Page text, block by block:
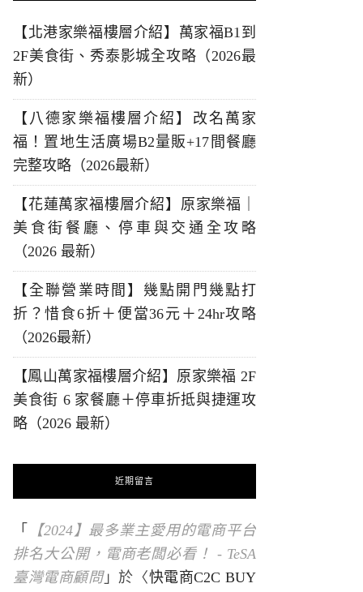
【北港家樂福樓層介紹】萬家福B1到
2F美食街、秀泰影城全攻略（2026最
新）
【八德家樂福樓層介紹】改名萬家
福！置地生活廣場B2量販+17間餐廳
完整攻略（2026最新）
【花蓮萬家福樓層介紹】原家樂福｜
美食街餐廳、停車與交通全攻略
（2026 最新）
【全聯營業時間】幾點開門幾點打
折？惜食6折＋便當36元＋24hr攻略
（2026最新）
【鳳山萬家福樓層介紹】原家樂福 2F
美食街 6 家餐廳＋停車折抵與捷運攻
略（2026 最新）
近期留言
「
【2024】最多業主愛用的電商平台
排名大公開，電商老闆必看！ - TeSA
臺灣電商顧問」於〈快電商C2C BUY